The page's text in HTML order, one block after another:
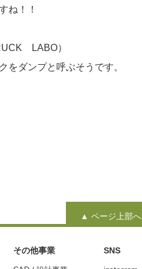
ね！！
LABO）
をダンプと呼ぶそうです。
▲ ページ上部へ
その他事業 SNS